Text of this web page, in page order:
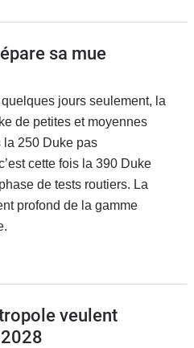
sa mue
jours seulement, la
de petites et moyennes
la 250 Duke pas
cette fois la 390 Duke
de tests routiers. La
profond de la gamme
veulent